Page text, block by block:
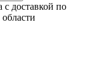
доставкой по